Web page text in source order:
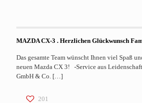
MAZDA CX-3 . Herzlichen Glückwunsch
Das gesamte Team wünscht Ihnen viel Spaß
neuen Mazda CX 3! -Service aus
GmbH & Co. […]
201